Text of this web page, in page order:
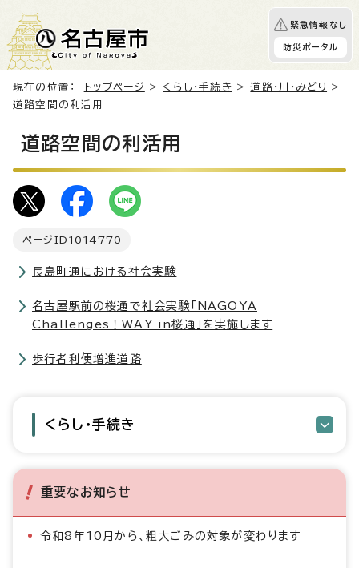
緊急情報なし
防災ポータル
現在の位置： トップページ > くらし・手続き >道路・川・みどり
>
道路空間の利活用
道路空間の利活用
ページID 1014770
長島町通における社会実験
名古屋駅前の桜通で社会実験「NAGOYA
Challenges！WAY in桜通」を実施します
歩行者利便増進道路
くらし・手続き
重要なお知らせ
令和8年10月から、粗大ごみの対象が変わります